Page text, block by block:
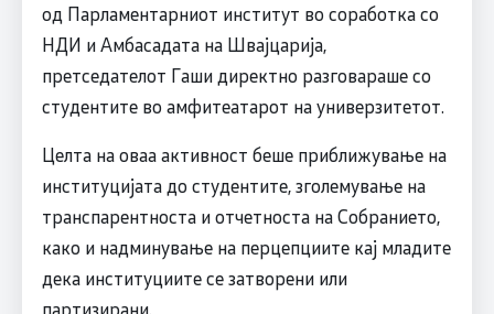
од Парламентарниот институт во соработка со
НДИ и Амбасадата на Швајцарија,
претседателот Гаши директно разговараше со
студентите во амфитеатарот на универзитетот.
Целта на оваа активност беше приближување на
институцијата до студентите, зголемување на
транспарентноста и отчетноста на Собранието,
како и надминување на перцепциите кај младите
дека институциите се затворени или
партизирани.